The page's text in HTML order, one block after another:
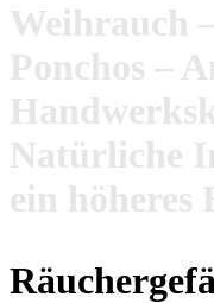
Weihrauch
Ponchos –
Natürliche
ein höheres